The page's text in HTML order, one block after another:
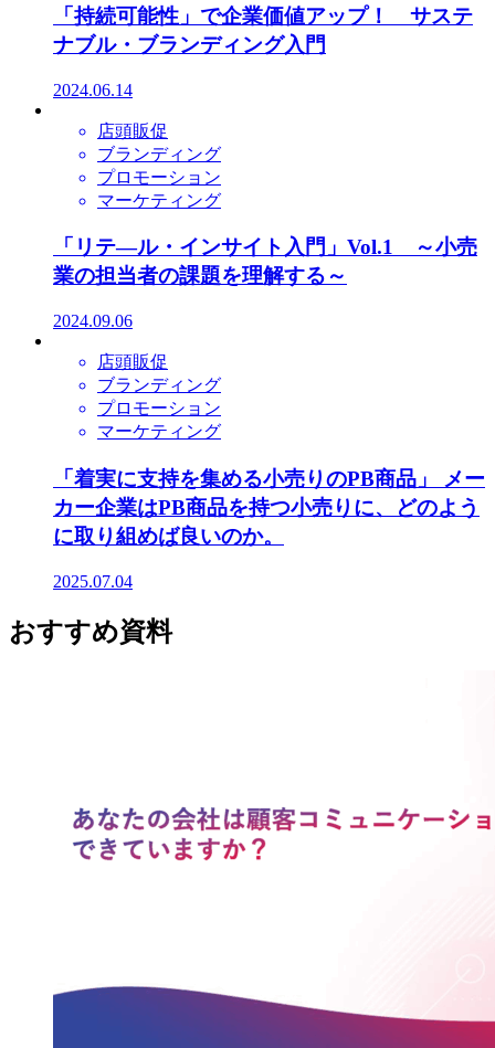
「持続可能性」で企業価値アップ！ サステ
ナブル・ブランディング入門
2024.06.14
店頭販促
ブランディング
プロモーション
マーケティング
「リテ―ル・インサイト入門」Vol.1 ～小売
業の担当者の課題を理解する～
2024.09.06
店頭販促
ブランディング
プロモーション
マーケティング
「着実に支持を集める小売りのPB商品」 メー
カー企業はPB商品を持つ小売りに、どのよう
に取り組めば良いのか。
2025.07.04
おすすめ資料